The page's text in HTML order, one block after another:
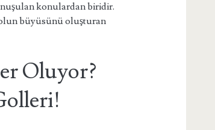
konulardan biridir.
büyüsünü oluşturan
Oluyor?